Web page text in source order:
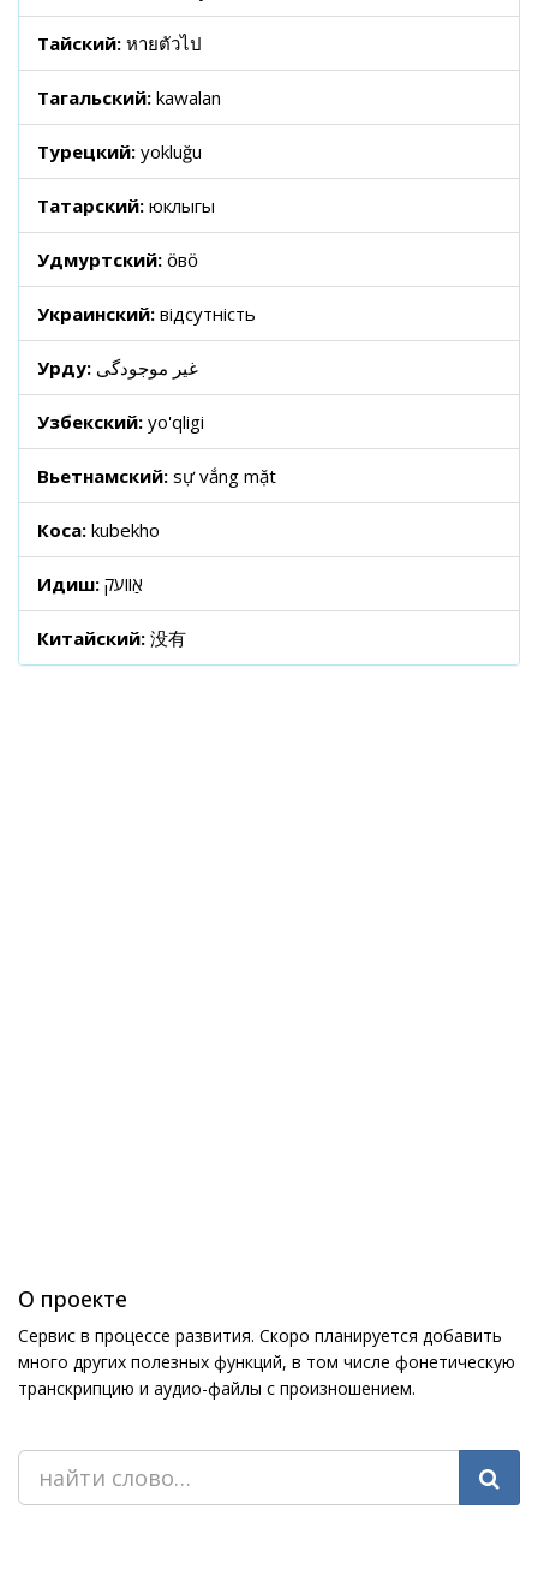
Тайский: หายตัวไป
Тагальский: kawalan
Турецкий: yokluğu
Татарский: юклыгы
Удмуртский: ӧвӧ
Украинский: відсутність
Урду: غیر موجودگی
Узбекский: yo'qligi
Вьетнамский: sự vắng mặt
Коса: kubekho
Идиш: אַוועק
Китайский: 没有
О проекте
Сервис в процессе развития. Скоро планируется добавить
много других полезных функций, в том числе фонетическую
транскрипцию и аудио-файлы с произношением.